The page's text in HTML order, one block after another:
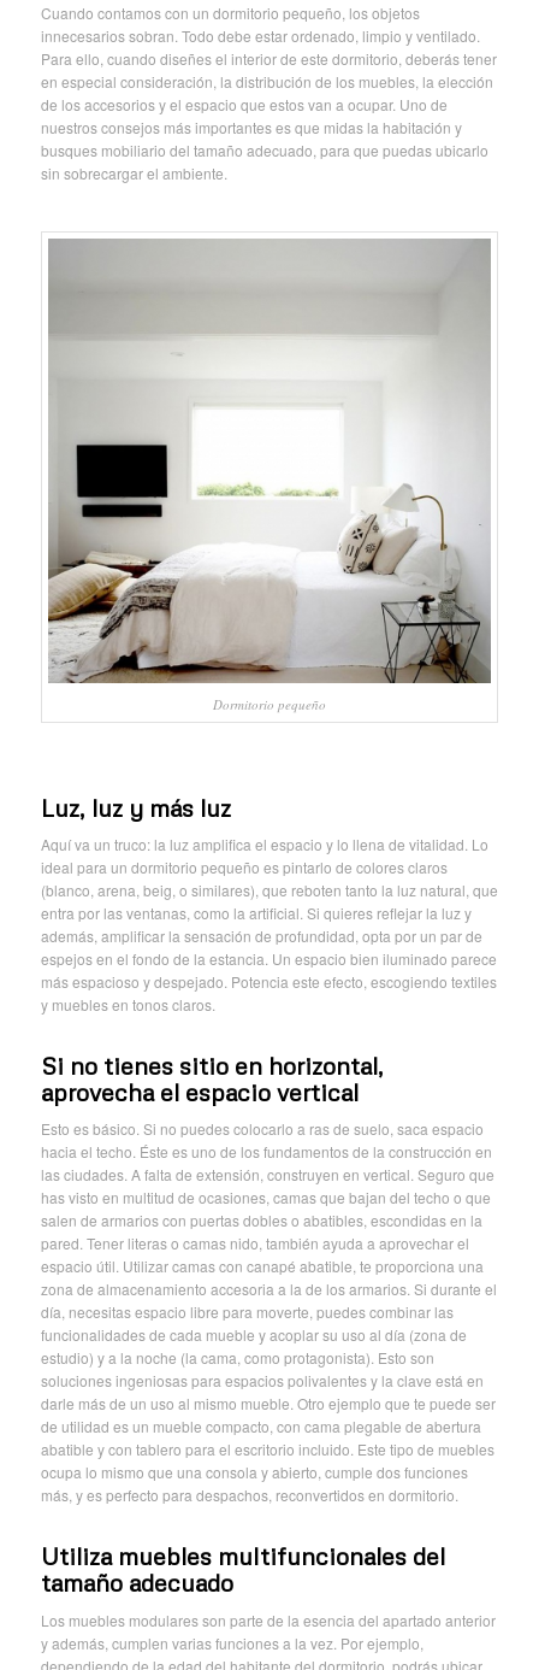
Cuando contamos con un dormitorio pequeño, los objetos
innecesarios sobran. Todo debe estar ordenado, limpio y ventilado.
Para ello, cuando diseñes el interior de este dormitorio, deberás tener
en especial consideración, la distribución de los muebles, la elección
de los accesorios y el espacio que estos van a ocupar. Uno de
nuestros consejos más importantes es que midas la habitación y
busques mobiliario del tamaño adecuado, para que puedas ubicarlo
sin sobrecargar el ambiente.
Dormitorio pequeño
Luz, luz y más luz
Aquí va un truco: la luz amplifica el espacio y lo llena de vitalidad. Lo
ideal para un dormitorio pequeño es pintarlo de colores claros
(blanco, arena, beig, o similares), que reboten tanto la luz natural, que
entra por las ventanas, como la artificial. Si quieres reflejar la luz y
además, amplificar la sensación de profundidad, opta por un par de
espejos en el fondo de la estancia. Un espacio bien iluminado parece
más espacioso y despejado. Potencia este efecto, escogiendo textiles
y muebles en tonos claros.
Si no tienes sitio en horizontal,
aprovecha el espacio vertical
Esto es básico. Si no puedes colocarlo a ras de suelo, saca espacio
hacia el techo. Éste es uno de los fundamentos de la construcción en
las ciudades. A falta de extensión, construyen en vertical. Seguro que
has visto en multitud de ocasiones, camas que bajan del techo o que
salen de armarios con puertas dobles o abatibles, escondidas en la
pared. Tener literas o camas nido, también ayuda a aprovechar el
espacio útil. Utilizar camas con canapé abatible, te proporciona una
zona de almacenamiento accesoria a la de los armarios. Si durante el
día, necesitas espacio libre para moverte, puedes combinar las
funcionalidades de cada mueble y acoplar su uso al día (zona de
estudio) y a la noche (la cama, como protagonista). Esto son
soluciones ingeniosas para espacios polivalentes y la clave está en
darle más de un uso al mismo mueble. Otro ejemplo que te puede ser
de utilidad es un mueble compacto, con cama plegable de abertura
abatible y con tablero para el escritorio incluido. Este tipo de muebles
ocupa lo mismo que una consola y abierto, cumple dos funciones
más, y es perfecto para despachos, reconvertidos en dormitorio.
Utiliza muebles multifuncionales del
tamaño adecuado
Los muebles modulares son parte de la esencia del apartado anterior
y además, cumplen varias funciones a la vez. Por ejemplo,
dependiendo de la edad del habitante del dormitorio, podrás ubicar